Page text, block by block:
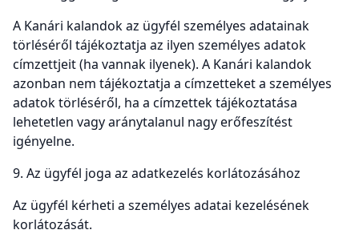
A Kanári kalandok az ügyfél személyes adatainak
törléséről tájékoztatja az ilyen személyes adatok
címzettjeit (ha vannak ilyenek). A Kanári kalandok
azonban nem tájékoztatja a címzetteket a személyes
adatok törléséről, ha a címzettek tájékoztatása
lehetetlen vagy aránytalanul nagy erőfeszítést
igényelne.
9. Az ügyfél joga az adatkezelés korlátozásához
Az ügyfél kérheti a személyes adatai kezelésének
korlátozását.